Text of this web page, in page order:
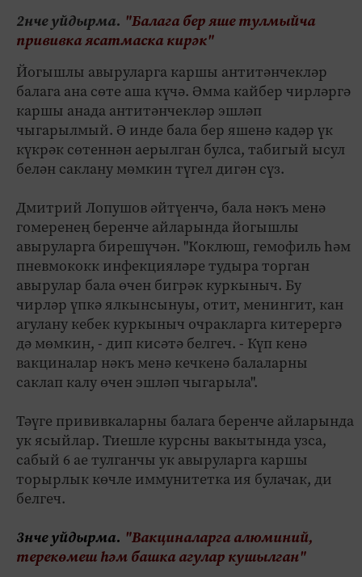
2нче уйдырма. "Балага бер яше тулмыйча
прививка ясатмаска кирәк"
Йогышлы авыруларга каршы антитәнчекләр
балага ана сөте аша күчә. Әмма кайбер чирләргә
каршы анада антитәнчекләр эшләп
чыгарылмый. Ә инде бала бер яшенә кадәр үк
күкрәк сөтеннән аерылган булса, табигый ысул
белән саклану мөмкин түгел дигән сүз.
Дмитрий Лопушов әйтүенчә, бала нәкъ менә
гомеренең беренче айларында йогышлы
авыруларга бирешүчән. "Коклюш, гемофиль һәм
пневмококк инфекцияләре тудыра торган
авырулар бала өчен бигрәк куркыныч. Бу
чирләр үпкә ялкынсынуы, отит, менингит, кан
агулану кебек куркыныч очракларга китерергә
дә мөмкин, - дип кисәтә белгеч. - Күп кенә
вакциналар нәкъ менә кечкенә балаларны
саклап калу өчен эшләп чыгарыла".
Тәүге прививкаларны балага беренче айларында
ук ясыйлар. Тиешле курсны вакытында узса,
сабый 6 ае тулганчы ук авыруларга каршы
торырлык көчле иммунитетка ия булачак, ди
белгеч.
3нче уйдырма. "Вакциналарга алюминий,
терекөмеш һәм башка агулар кушылган"